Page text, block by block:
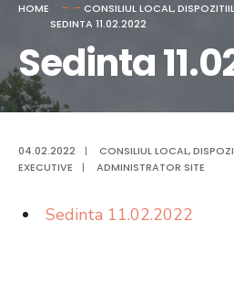
HOME CONSILIUL LOCAL,
SEDINTA 11.02.2022
Sedinta
04.02.2022 | CONSILIUL LOCAL,
EXECUTIVE
| ADMINISTRATOR SITE
Sedinta 11.02.2022